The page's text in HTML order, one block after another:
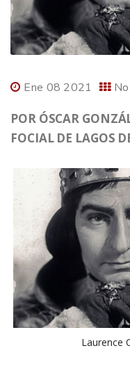
Ene 08 2021
POR ÓSCAR
FOCIAL DE LAGOS
Laurence